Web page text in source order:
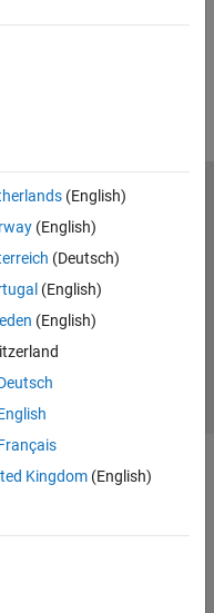
(English)
(English)
(Deutsch)
(English)
(English)
Kingdom(English)
Estado de las aplicaciones